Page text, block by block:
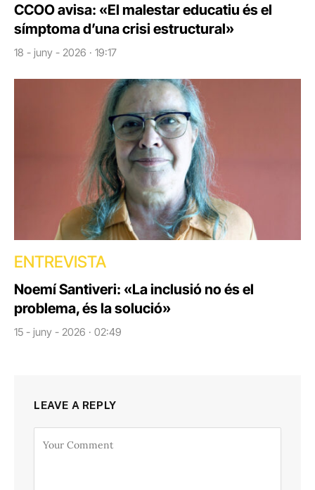
CCOO avisa: «El malestar educatiu és el
símptoma d’una crisi estructural»
18 - juny - 2026 · 19:17
ENTREVISTA
Noemí Santiveri: «La inclusió no és el
problema, és la solució»
15 - juny - 2026 · 02:49
LEAVE A REPLY